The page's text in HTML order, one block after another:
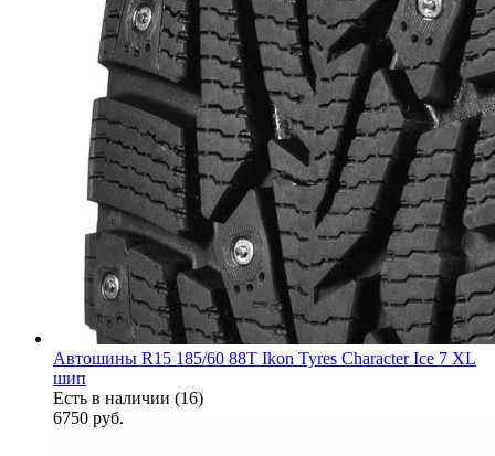
Автошины R15 185/60 88T Ikon Tyres Character Ice 7 XL
шип
Есть в наличии (16)
6750 руб.